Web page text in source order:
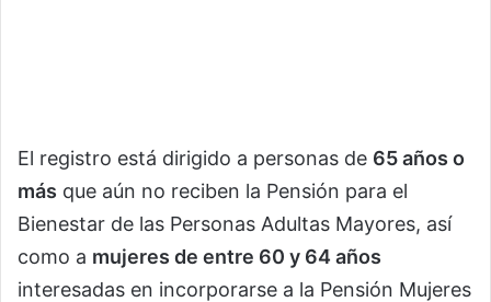
El registro está dirigido a personas de 65 años o
más que aún no reciben la Pensión para el
Bienestar de las Personas Adultas Mayores, así
como a mujeres de entre 60 y 64 años
interesadas en incorporarse a la Pensión Mujeres